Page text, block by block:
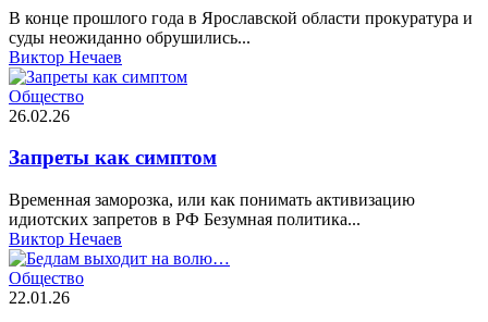
В конце прошлого года в Ярославской области прокуратура и
суды неожиданно обрушились...
Виктор Нечаев
Общество
26.02.26
Запреты как симптом
Временная заморозка, или как понимать активизацию
идиотских запретов в РФ Безумная политика...
Виктор Нечаев
Общество
22.01.26